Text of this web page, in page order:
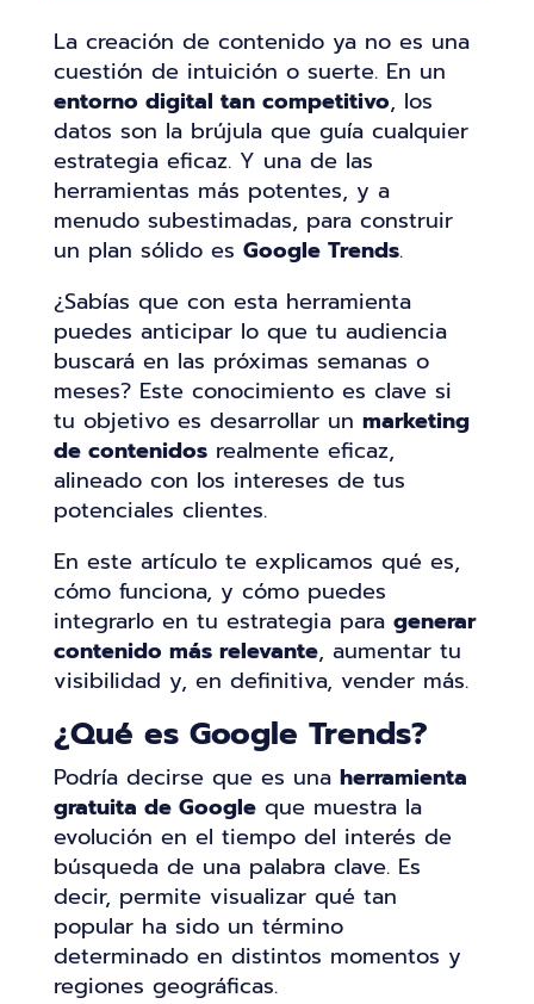
La creación de contenido ya no es una
cuestión de intuición o suerte. En un
entorno digital tan competitivo, los
datos son la brújula que guía cualquier
estrategia eficaz. Y una de las
herramientas más potentes, y a
menudo subestimadas, para construir
un plan sólido es Google Trends.
¿Sabías que con esta herramienta
puedes anticipar lo que tu audiencia
buscará en las próximas semanas o
meses? Este conocimiento es clave si
tu objetivo es desarrollar un marketing
de contenidosrealmente eficaz,
alineado con los intereses de tus
potenciales clientes.
En este artículo te explicamos qué es,
cómo funciona, y cómo puedes
integrarlo en tu estrategia para generar
contenido más relevante, aumentar tu
visibilidad y, en definitiva, vender más.
¿Qué es Google Trends?
Podría decirse que es una herramienta
gratuita de Googleque muestra la
evolución en el tiempo del interés de
búsqueda de una palabra clave. Es
decir, permite visualizar qué tan
popular ha sido un término
determinado en distintos momentos y
regiones geográficas.